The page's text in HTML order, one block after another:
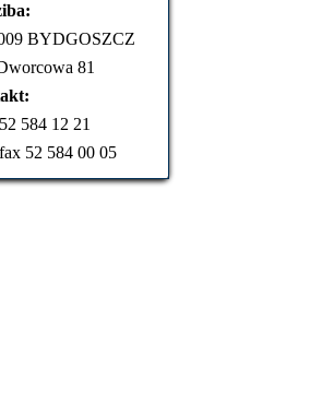
BYDGOSZCZ
81
584 12 21
52 584 00 05